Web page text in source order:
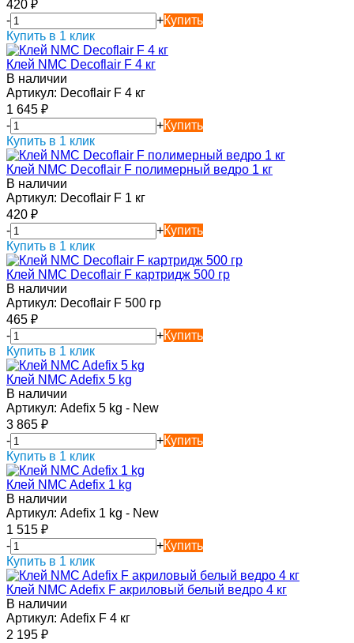
420 ₽
-
+Купить
Купить в 1 клик
Клей NMC Decoflair F 4 кг
В наличии
Артикул: Decoflair F 4 кг
1 645 ₽
-
+Купить
Купить в 1 клик
Клей NMC Decoflair F полимерный ведро 1 кг
В наличии
Артикул: Decoflair F 1 кг
420 ₽
-
+Купить
Купить в 1 клик
Клей NMC Decoflair F картридж 500 гр
В наличии
Артикул: Decoflair F 500 гр
465 ₽
-
+Купить
Купить в 1 клик
Клей NMC Adefix 5 kg
В наличии
Артикул: Adefix 5 kg - New
3 865 ₽
-
+Купить
Купить в 1 клик
Клей NMC Adefix 1 kg
В наличии
Артикул: Adefix 1 kg - New
1 515 ₽
-
+Купить
Купить в 1 клик
Клей NMC Adefix F акриловый белый ведро 4 кг
В наличии
Артикул: Adefix F 4 кг
2 195 ₽